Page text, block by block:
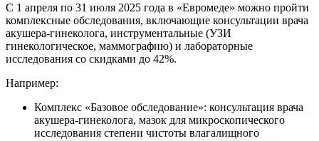
С 1 апреля по 31 июля 2025 года в «Евромеде» можно пройти
комплексные обследования, включающие консультации врача
акушера-гинеколога, инструментальные (УЗИ
гинекологическое, маммографию) и лабораторные
исследования со скидками до 42%.
Например:
Комплекс «Базовое обследование»: консультация врача
акушера-гинеколога, мазок для микроскопического
исследования степени чистоты влагалищного